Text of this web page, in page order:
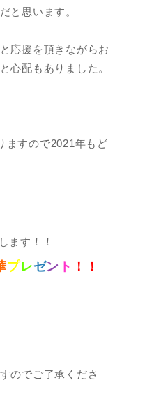
と思います。
応援を頂きながらお
心配もありました。
ますので2021年もど
ます！！
プレゼン ト ！！
のでご了承くださ